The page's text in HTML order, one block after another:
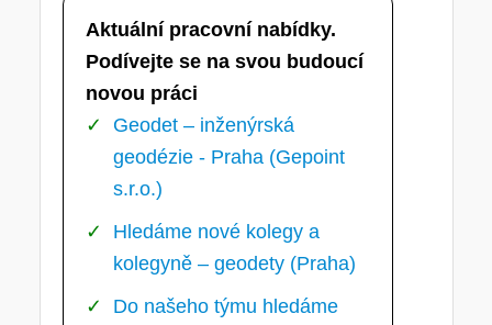
Aktuální pracovní nabídky.
Podívejte se na svou budoucí
novou práci
Geodet – inženýrská
geodézie - Praha (Gepoint
s.r.o.)
Hledáme nové kolegy a
kolegyně – geodety (Praha)
Do našeho týmu hledáme